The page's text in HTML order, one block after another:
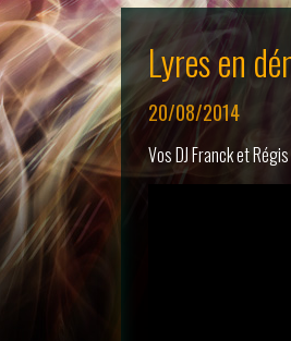
Lyres en
20/08/2014
Vos DJ Franck et